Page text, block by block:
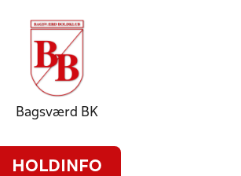
Bagsværd BK
HOLDINFO